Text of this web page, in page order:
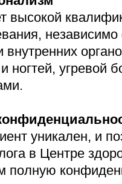
1
высокой
внутренних
угревой
уникален, и
в Центре
полную